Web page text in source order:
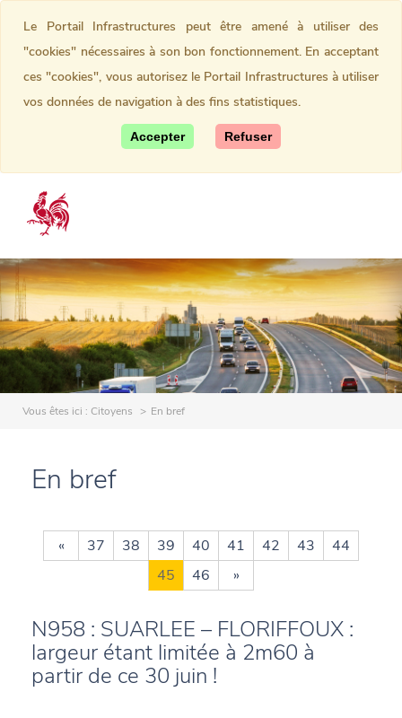
Vous êtes ici : Citoyens En bref
En bref
« 37 38 39 40 41 42 43
44
45
46 »
N958 : SUARLEE – FLORIFFOUX :
largeur étant limitée à 2m60 à
partir de ce 30 juin !
Le Portail Infrastructures peut être amené à utiliser des
"cookies" nécessaires à son bon fonctionnement. En acceptant
ces "cookies", vous autorisez le Portail Infrastructures à utiliser
vos données de navigation à des fins statistiques.
Accepter Refuser